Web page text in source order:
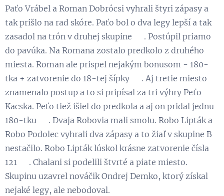
Paťo Vrábel a Roman Dobrócsi vyhrali štyri zápasy a
tak prišlo na rad skóre. Paťo bol o dva legy lepší a tak
zasadol na trón v druhej skupine 😃. Postúpil priamo
do pavúka. Na Romana zostalo predkolo z druhého
miesta. Roman ale prispel nejakým bonusom - 180-
tka + zatvorenie do 18-tej šípky 👏. Aj tretie miesto
znamenalo postup a to si pripísal za tri výhry Peťo
Kacska. Peťo tiež išiel do predkola a aj on pridal jednu
180-tku 😉. Dvaja Robovia mali smolu. Robo Lipták a
Robo Podolec vyhrali dva zápasy a to žiaľ v skupine B
nestačilo. Robo Lipták lúskol krásne zatvorenie čísla
121 👏. Chalani si podelili štvrté a piate miesto.
Skupinu uzavrel nováčik Ondrej Demko, ktorý získal
nejaké legy, ale nebodoval.